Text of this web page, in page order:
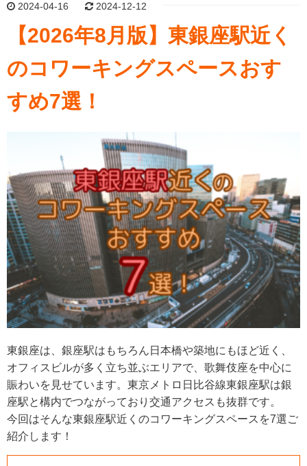
2024-04-16 2024-12-12
【2026年8月版】東銀座駅近く
のコワーキングスペースおす
すめ7選！
東銀座は、銀座駅はもちろん日本橋や築地にもほど近く、
オフィスビルが多く立ち並ぶエリアで、歌舞伎座を中心に
賑わいを見せています。東京メトロ日比谷線東銀座駅は銀
座駅と構内でつながっており交通アクセスも抜群です。
今回はそんな東銀座駅近くのコワーキングスペースを7選ご
紹介します！